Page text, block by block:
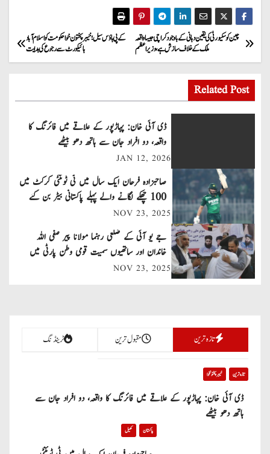
P
o
s
t
a
v
i
g
a
o
n
کے پی ہاؤس سیل؛ خیبر پختون خوا حکومت کو اسلام آباد
ہائیکورٹ سے رجوع کی ہدایت
چین کو سکیورٹی کی یقین دہانی کے باوجود کراچی جیسا واقعہ
ملک کے خلاف سازش ہے، وزیراعظم
Related Post
ڈی آئی خان: پہاڑپور کے علاقے میں فائرنگ کا
واقعہ، دو افراد جان سے ہاتھ دھو بیٹھے
JAN 12, 2026
صاحبزادہ فرحان ایک سال میں ٹی ٹوئنٹی کرکٹ میں
100 چھکے لگانے والے پہلے پاکستانی بیٹر بن گئے
NOV 23, 2025
جے یو آئی کے ضلعی رہنما مولانا پیر صفی اللہ
خاندان اور ساتھیوں سمیت قومی وطن پارٹی میں
شامل
NOV 23, 2025
تازہ ترین مقبول ترین ٹرینڈنگ
تازہ ترین خیبر پختونخوا
ڈی آئی خان: پہاڑپور کے علاقے میں فائرنگ کا واقعہ، دو افراد جان سے
ہاتھ دھو بیٹھے
پاکستان کھیل